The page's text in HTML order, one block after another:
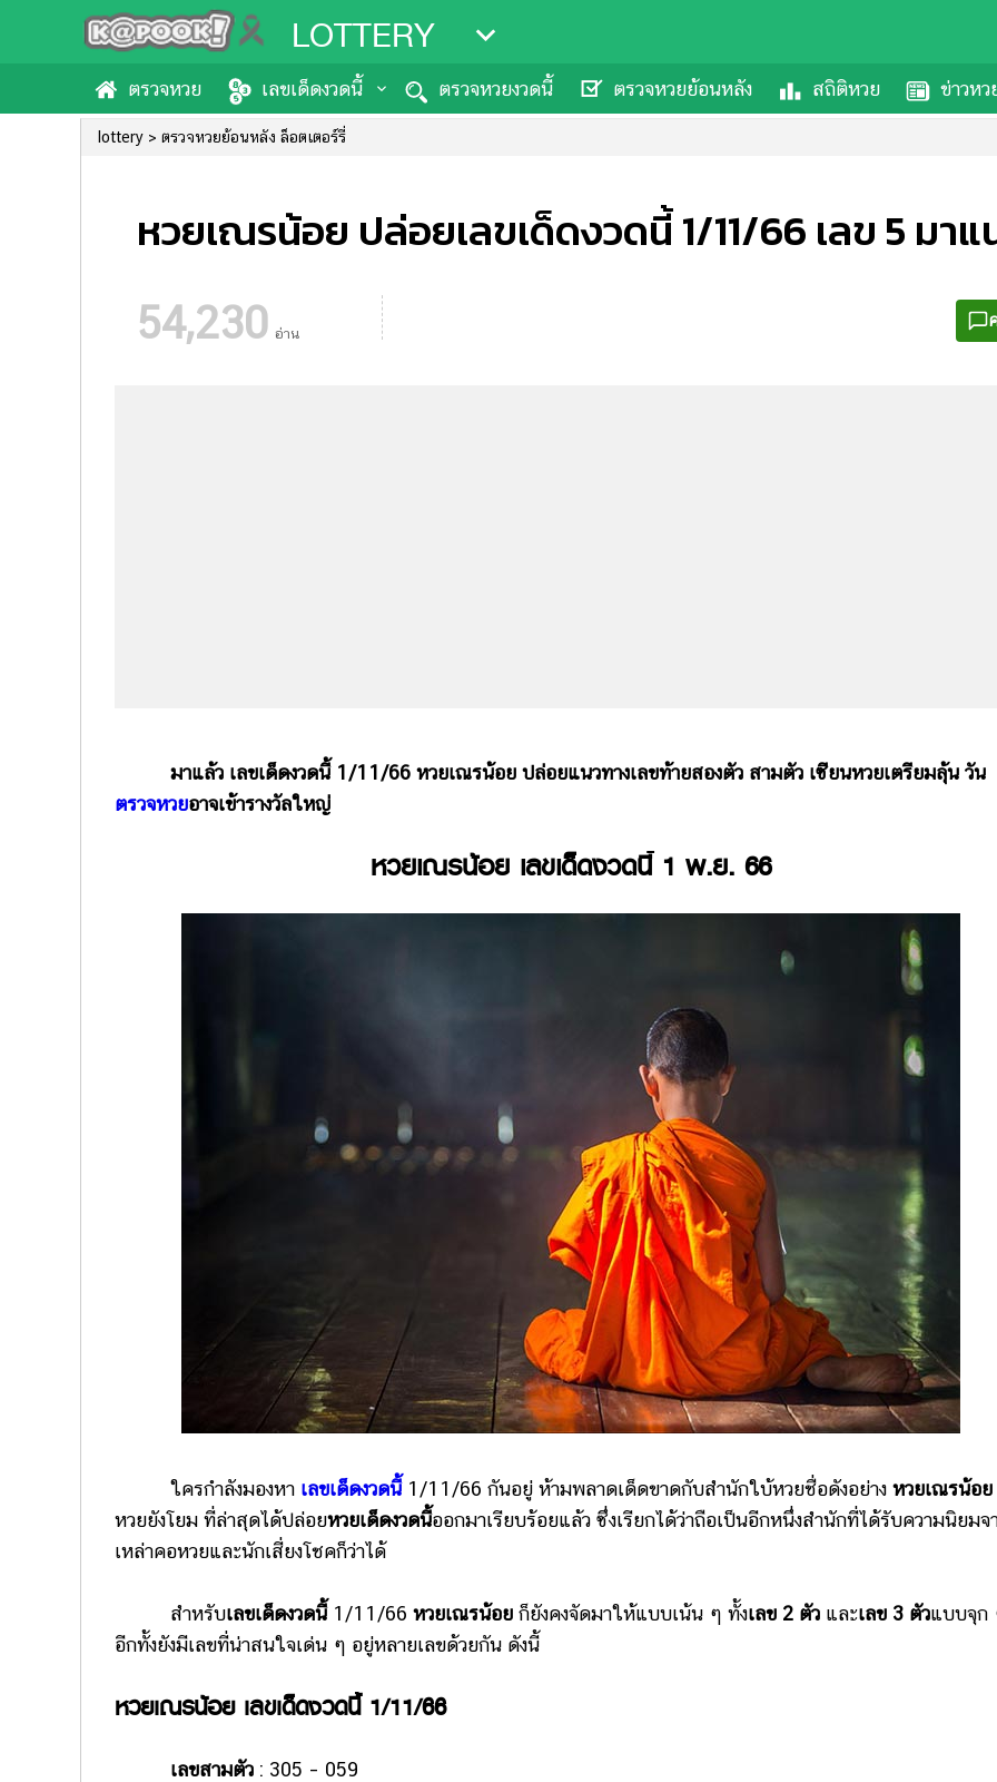
LOTTERY
ตรวจหวย เลขเด็ดงวดนี้ ตรวจหวยงวดนี้ ตรวจหวยย้อนหลัง สถิติหวย ข่าวหว
lottery ตรวจหวยย้อนหลัง ล็อตเตอร์รี่
หวยเณรน้อย ปล่อยเลขเด็ดงวดนี้ 1/11/66 เลข 5 มา
54,230 อ่าน
มาแล้ว เลขเด็ดงวดนี้ 1/11/66 หวยเณรน้อย ปล่อยแนวทางเลขท้ายสองตัว สามตัว เซียนหวยเตรียมลุ้น วัน
ตรวจหวยอาจเข้ารางวัลใหญ่
หวยเณรน้อย เลขเด็ดงวดนี้ 1 พ.ย. 66
ใครกำลังมองหา เลขเด็ดงวดนี้1/11/66 กันอยู่ ห้ามพลาดเด็ดขาดกับสำนักใบ้หวยชื่อดังอย่าง หวยเณรน้อย
หวยยังโยม ที่ล่าสุดได้ปล่อยหวยเด็ดงวดนี้ออกมาเรียบร้อยแล้ว ซึ่งเรียกได้ว่าถือเป็นอีกหนึ่งสำนักที่ได้รับความนิยมจ
เหล่าคอหวยและนักเสี่ยงโชคก็ว่าได้
สำหรับเลขเด็ดงวดนี้1/11/66 หวยเณรน้อย ก็ยังคงจัดมาให้แบบเน้น ๆ ทั้งเลข 2 ตัว และเลข 3 ตัวแบบจุก
อีกทั้งยังมีเลขที่น่าสนใจเด่น ๆ อยู่หลายเลขด้วยกัน ดังนี้
หวยเณรน้อย เลขเด็ดงวดนี้ 1/11/66
เลขสามตัว : 305 – 059